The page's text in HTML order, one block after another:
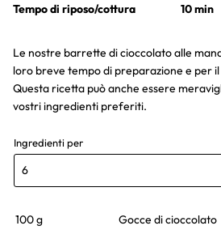
Tempo di riposo/cottura
10 min
Le nostre barrette di cioccolato alle
loro breve tempo di preparazione e per
Questa ricetta può anche essere
vostri ingredienti preferiti.
Ingredienti per
100 g
Gocce di cioccolato